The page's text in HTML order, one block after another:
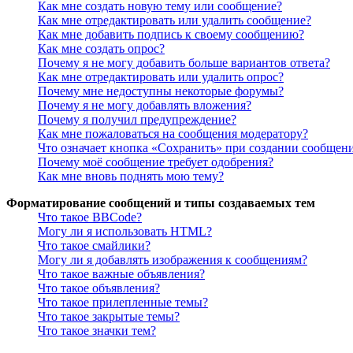
Как мне создать новую тему или сообщение?
Как мне отредактировать или удалить сообщение?
Как мне добавить подпись к своему сообщению?
Как мне создать опрос?
Почему я не могу добавить больше вариантов ответа?
Как мне отредактировать или удалить опрос?
Почему мне недоступны некоторые форумы?
Почему я не могу добавлять вложения?
Почему я получил предупреждение?
Как мне пожаловаться на сообщения модератору?
Что означает кнопка «Сохранить» при создании
Почему моё сообщение требует одобрения?
Как мне вновь поднять мою тему?
Форматирование сообщений и типы создаваемых тем
Что такое BBCode?
Могу ли я использовать HTML?
Что такое смайлики?
Могу ли я добавлять изображения к сообщениям?
Что такое важные объявления?
Что такое объявления?
Что такое прилепленные темы?
Что такое закрытые темы?
Что такое значки тем?